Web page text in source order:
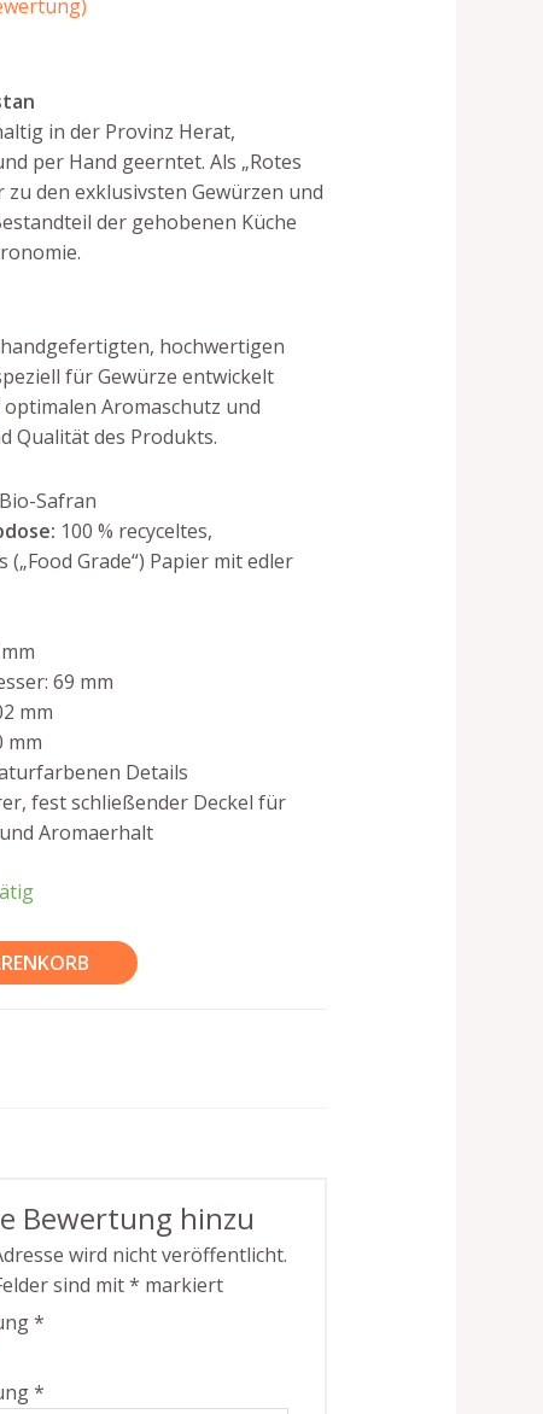
in der Provinz Herat,
per Hand geerntet. Als „Rotes
den exklusivsten Gewürzen und
der gehobenen Küche
hochwertigen
für Gewürze entwickelt
Aromaschutz und
Qualität des Produkts.
Safran
100 % recyceltes,
Grade“) Papier mit edler
69 mm
mm
mm
Details
fest schließender Deckel für
Aromaerhalt
Bewertung hinzu
wird nicht veröffentlicht.
sind mit* markiert
*
*